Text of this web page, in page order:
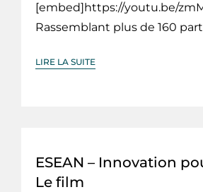
[embed]https://youtu.be/
Rassemblant plus de 160
LIRE LA SUITE
ESEAN – Innovation
Le film